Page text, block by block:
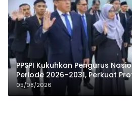
PPSPI Kukuhkan Pengurus
Periode 2026–2031, Perkuat
Publik
05/08/2026